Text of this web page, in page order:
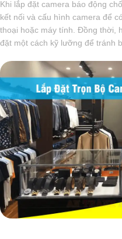
Khi lắp đặt camera báo động
kết nối và cấu hình camera để
thoại hoặc máy tính. Đồng thời,
đặt một cách kỹ lưỡng để tránh